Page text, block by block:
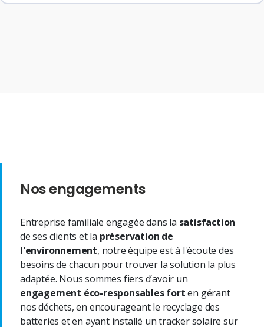
Nos engagements
Entreprise familiale engagée dans la satisfaction
de ses clients et la préservation de
l'environnement, notre équipe est à l'écoute des
besoins de chacun pour trouver la solution la plus
adaptée. Nous sommes fiers d’avoir un
engagement éco-responsables forten gérant
nos déchets, en encourageant le recyclage des
batteries et en ayant installé un tracker solaire sur